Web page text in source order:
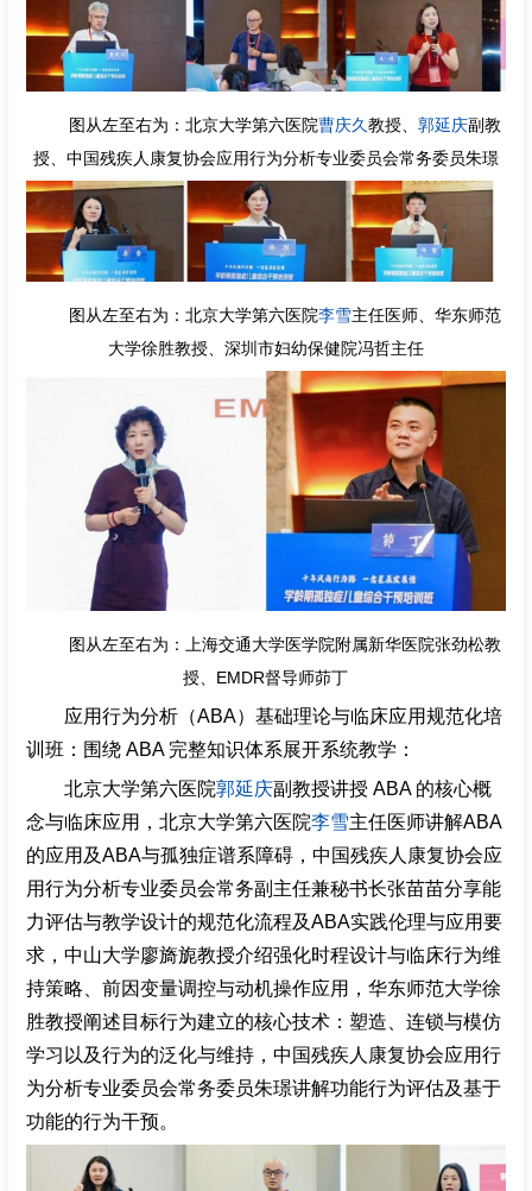
图从左至右为：北京大学第六医院曹庆久教授、 郭延庆副教
授、中国残疾人康复协会应用行为分析专业委员会常务委员朱璟
图从左至右为：北京大学第六医院李雪主任医师、华东师范
大学徐胜教授、深圳市妇幼保健院冯哲主任
图从左至右为：上海交通大学医学院附属新华医院张劲松教
授、EMDR督导师茆丁
应用行为分析（ABA）基础理论与临床应用规范化培
训班：围绕 ABA 完整知识体系展开系统教学：
北京大学第六医院郭延庆副教授讲授 ABA 的核心概
念与临床应用，北京大学第六医院李雪主任医师讲解ABA
的应用及ABA与孤独症谱系障碍，中国残疾人康复协会应
用行为分析专业委员会常务副主任兼秘书长张苗苗分享能
力评估与教学设计的规范化流程及ABA实践伦理与应用要
求，中山大学廖旖旎教授介绍强化时程设计与临床行为维
持策略、前因变量调控与动机操作应用，华东师范大学徐
胜教授阐述目标行为建立的核心技术：塑造、连锁与模仿
学习以及行为的泛化与维持，中国残疾人康复协会应用行
为分析专业委员会常务委员朱璟讲解功能行为评估及基于
功能的行为干预。